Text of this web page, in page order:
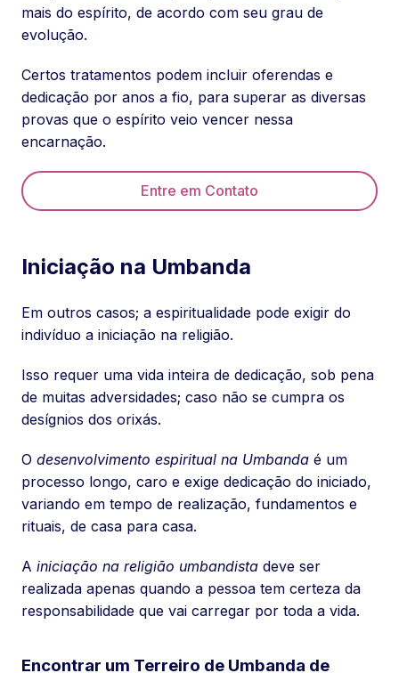
mais do espírito, de acordo com seu grau de
evolução.
Certos tratamentos podem incluir oferendas e
dedicação por anos a fio, para superar as diversas
provas que o espírito veio vencer nessa
encarnação.
Entre em Contato
Iniciação na Umbanda
Em outros casos; a espiritualidade pode exigir do
indivíduo a iniciação na religião.
Isso requer uma vida inteira de dedicação, sob pena
de muitas adversidades; caso não se cumpra os
desígnios dos orixás.
O desenvolvimento espiritual na Umbanda é um
processo longo, caro e exige dedicação do iniciado,
variando em tempo de realização, fundamentos e
rituais, de casa para casa.
A iniciação na religião umbandista deve ser
realizada apenas quando a pessoa tem certeza da
responsabilidade que vai carregar por toda a vida.
Encontrar um Terreiro de Umbanda de